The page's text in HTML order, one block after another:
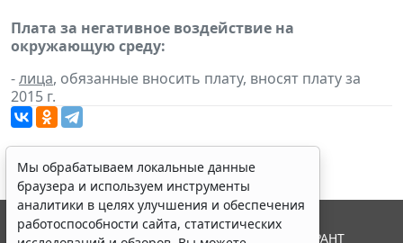
Плата за негативное воздействие на
окружающую среду:
-лица, обязанные вносить плату, вносят плату за
2015 г.
Мы обрабатываем локальные данные
браузера и используем инструменты
аналитики в целях улучшения и обеспечения
работоспособности сайта, статистических
© ООО "НПП "ГАРАНТ-СЕРВИС", 2026. Система ГАРАНТ